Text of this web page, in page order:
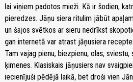
lai viņiem padotos mieži. Kā ir šodien,
pieredzes. Jāņu siera ritulim jābūt
un šajos svētkos ar sieru nedrīkst
gan internetā var atrast jāņusiera
Tam vajag pienu, biezpienu, olas,
ķimenes. Klasiskais jāņusiers nav
iecienījuši pēdējā laikā, bet droši vien